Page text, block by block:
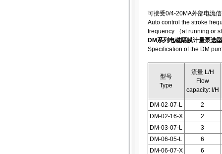
可接受0/4-20MA外部电流
Auto control the stroke
frequency （at running or
DM系列电磁隔膜计量泵选
Specification of the DM
型号
Type
流量 L/H
Flow
capacity: l/H
DM-02-07-L
2
DM-02-16-X
2
DM-03-07-L
3
DM-06-05-L
6
DM-06-07-X
6